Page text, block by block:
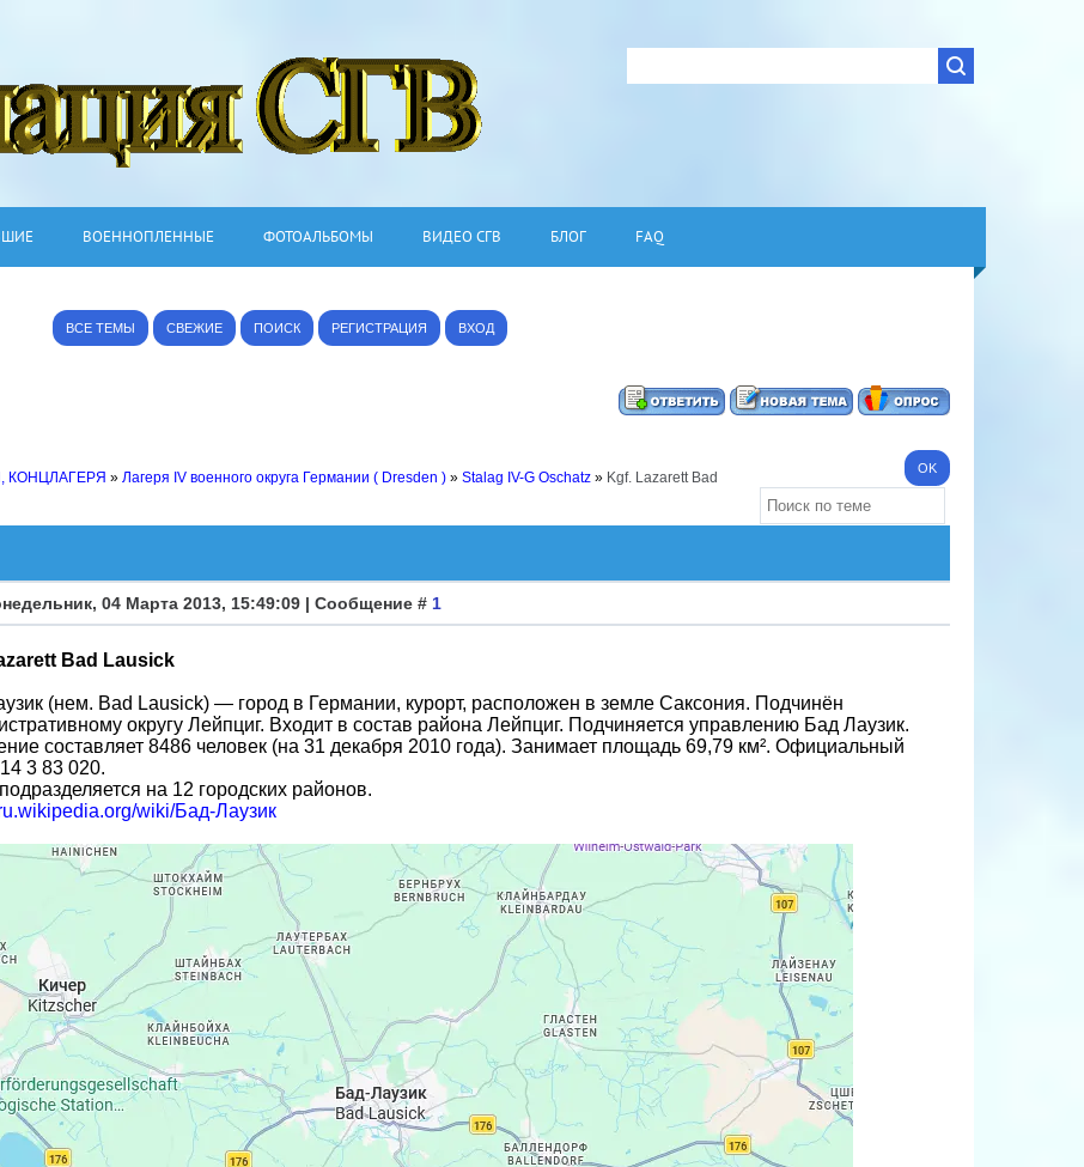
ВОЕННОПЛЕННЫЕ ФОТОАЛЬБОМЫ ВИДЕО СГВ БЛОГ FAQ
ВСЕ ТЕМЫ СВЕЖИЕ ПОИСК РЕГИСТРАЦИЯ ВХОД
КОНЦЛАГЕРЯ » Лагеря IV военного округа Германии ( Dresden ) » Stalag IV-G Oschatz » Kgf. Lazarett Bad
04 Марта 2013, 15:49:09 | Сообщение # 1
Bad Lausick
(нем. Bad Lausick) — город в Германии, курорт, расположен в земле Саксония. Подчинён
округу Лейпциг. Входит в состав района Лейпциг. Подчиняется управлению Бад Лаузик.
составляет 8486 человек (на 31 декабря 2010 года). Занимает площадь 69,79 км². Официальный
3 83 020.
на 12 городских районов.
wiki/Бад-Лаузик